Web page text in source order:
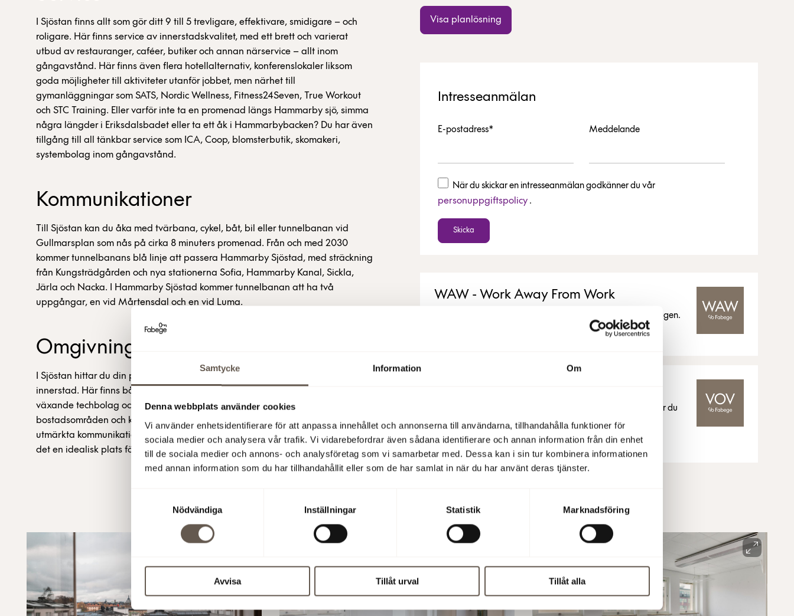
Samtycke Information Om
Denna webbplats använder cookies
Vi använder enhetsidentifierare för att anpassa innehållet och annonserna till användarna, tillhandahålla funktioner för
sociala medier och analysera vår trafik. Vi vidarebefordrar även sådana identifierare och annan information från din enhet
till de sociala medier och annons- och analysföretag som vi samarbetar med. Dessa kan i sin tur kombinera informationen
med annan information som du har tillhandahållit eller som de har samlat in när du har använt deras tjänster.
Nödvändiga
Inställningar Statistik Marknadsföring
Avvisa Tillåt urval Tillåt alla
I Sjöstan finns allt som gör ditt 9 till 5 trevligare, effektivare, smidigare – och
roligare. Här finns service av innerstadskvalitet, med ett brett och varierat
utbud av restauranger, caféer, butiker och annan närservice – allt inom
gångavstånd. Här finns även flera hotellalternativ, konferenslokaler liksom
goda möjligheter till aktiviteter utanför jobbet, men närhet till
gymanläggningar som SATS, Nordic Wellness, Fitness24Seven, True Workout
och STC Training. Eller varför inte ta en promenad längs Hammarby sjö, simma
några längder i Eriksdalsbadet eller ta ett åk i Hammarbybacken? Du har även
tillgång till all tänkbar service som ICA, Coop, blomsterbutik, skomakeri,
systembolag inom gångavstånd.
Kommunikationer
Till Sjöstan kan du åka med tvärbana, cykel, båt, bil eller tunnelbanan vid
Gullmarsplan som nås på cirka 8 minuters promenad. Från och med 2030
kommer tunnelbanans blå linje att passera Hammarby Sjöstad, med sträckning
från Kungsträdgården och nya stationerna Sofia, Hammarby Kanal, Sickla,
Järla och Nacka. I Hammarby Sjöstad kommer tunnelbanan att ha två
uppgångar, en vid Mårtensdal och en vid Luma.
Omgivning
I Sjöstan hittar du din professionella mittpunkt – strax utanför Stockholms
innerstad. Här finns både små och stora företag, myndigheter, arkitekter,
växande techbolag och världskända varumärken kombinerat med trivsamma
bostadsområden och kluckande kajer - vackert beläget vid vattnet. Med
utmärkta kommunikationer och närhet till både stadspuls och grönområden är
det en idealisk plats för företag som vill växa söder om stan.
Visa planlösning
Intresseanmälan
E-postadress* Meddelande
När du skickar en intresseanmälan godkänner du vår
personuppgiftspolicy .
Skicka
WAW - Work Away From Work
Extra arbetsplatser för våra kunder för att underlätta vardagen.
Upptäck våra VOV hunddagisar – som kund hos Fabege får du
förtur till platser.
Läs mer
Alla bilder